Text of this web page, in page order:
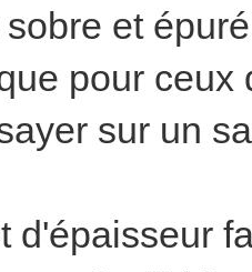
et
pour
sur un
d'épaisseur